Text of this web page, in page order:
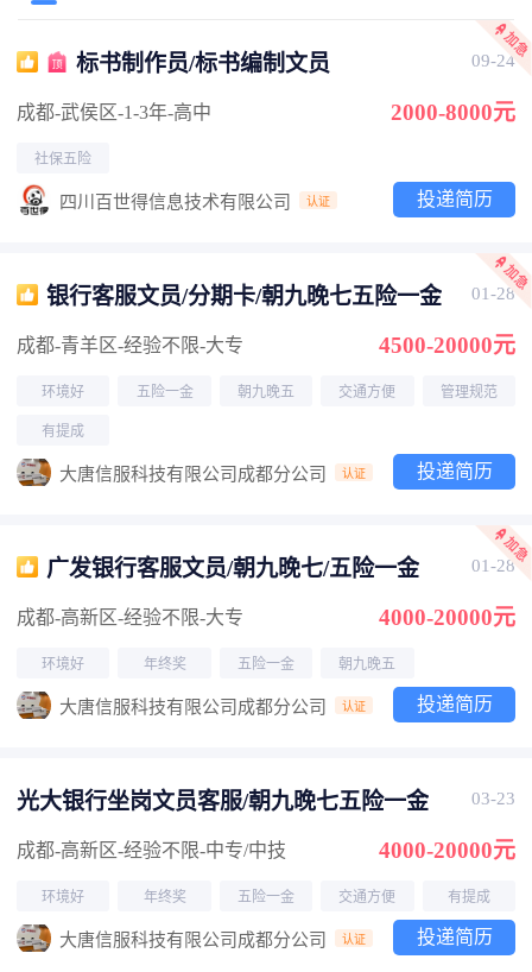
标书制作员/标书编制文员 09-24
成都-武侯区-1-3年-高中 2000-8000元
社保五险
四川百世得信息技术有限公司 认证 投递简历
银行客服文员/分期卡/朝九晚七五险一金 01-28
成都-青羊区-经验不限-大专 4500-20000元
环境好 五险一金 朝九晚五 交通方便 管理规范
有提成
大唐信服科技有限公司成都分公司 认证 投递简历
广发银行客服文员/朝九晚七/五险一金 01-28
成都-高新区-经验不限-大专 4000-20000元
环境好 年终奖 五险一金 朝九晚五
大唐信服科技有限公司成都分公司 认证 投递简历
光大银行坐岗文员客服/朝九晚七五险一金 03-23
成都-高新区-经验不限-中专/中技 4000-20000元
环境好 年终奖 五险一金 交通方便 有提成
大唐信服科技有限公司成都分公司 认证 投递简历